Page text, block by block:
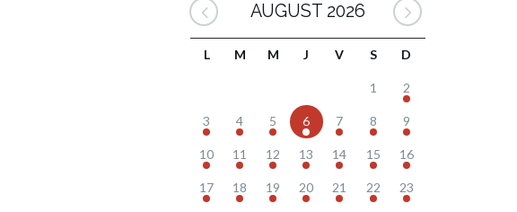
AUGUST 2026
L M M J V S D
1 2
3 4 5 6 7 8 9
10 11 12 13 14 15 16
17 18 19 20 21 22 23